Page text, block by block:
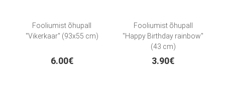
Fooliumist õhupall
"Vikerkaar" (93x55 cm)
6.00€
Fooliumist õhupall
"Happy Birthday rainbow"
(43 cm)
3.90€